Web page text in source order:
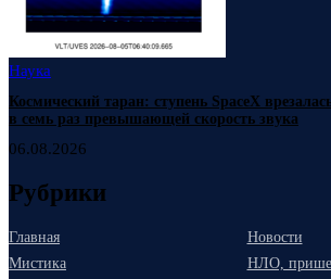
Наука
Космический таран: ступень SpaceX
в семь раз превышающей скорость звука
06.08.2026
Рубрики
Главная
Новости
Мистика
НЛО,